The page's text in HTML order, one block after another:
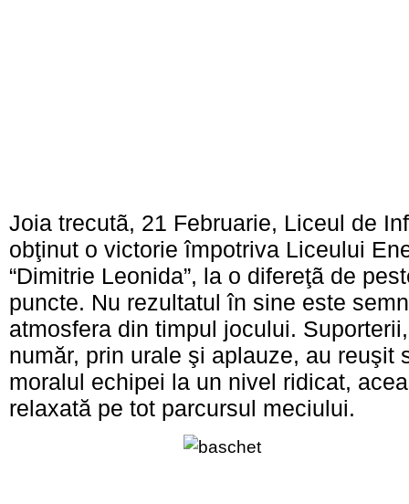
Joia trecutã, 21 Februarie, Liceul de
obţinut o victorie împotriva Liceului
“Dimitrie Leonida”, la o difereţã de
puncte. Nu rezultatul în sine este
atmosfera din timpul jocului.
număr, prin urale şi aplauze, au reuşit
moralul echipei la un nivel ridicat,
relaxată pe tot parcursul meciului.